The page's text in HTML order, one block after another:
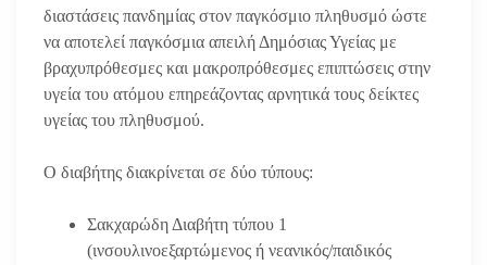
διαστάσεις πανδημίας στον παγκόσμιο πληθυσμό ώστε
να αποτελεί παγκόσμια απειλή Δημόσιας Υγείας με
βραχυπρόθεσμες και μακροπρόθεσμες επιπτώσεις στην
υγεία του ατόμου επηρεάζοντας αρνητικά τους δείκτες
υγείας του πληθυσμού.
Ο διαβήτης διακρίνεται σε δύο τύπους:
Σακχαρώδη Διαβήτη τύπου 1
(ινσουλινοεξαρτώμενος ή νεανικός/παιδικός